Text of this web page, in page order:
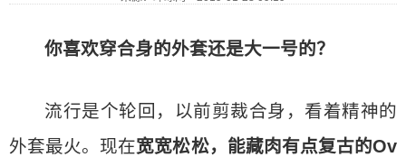
你喜欢穿合身的外套还是大一号的？
流行是个轮回，以前剪裁合身，看着精神的
外套最火。现在宽宽松松，能藏肉有点复古的Ov